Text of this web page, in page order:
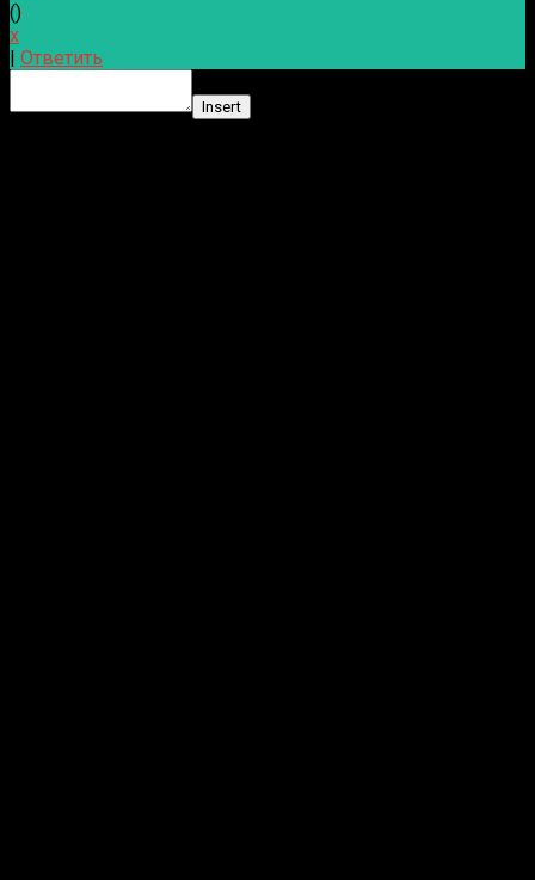
()
x
Ответить
Insert